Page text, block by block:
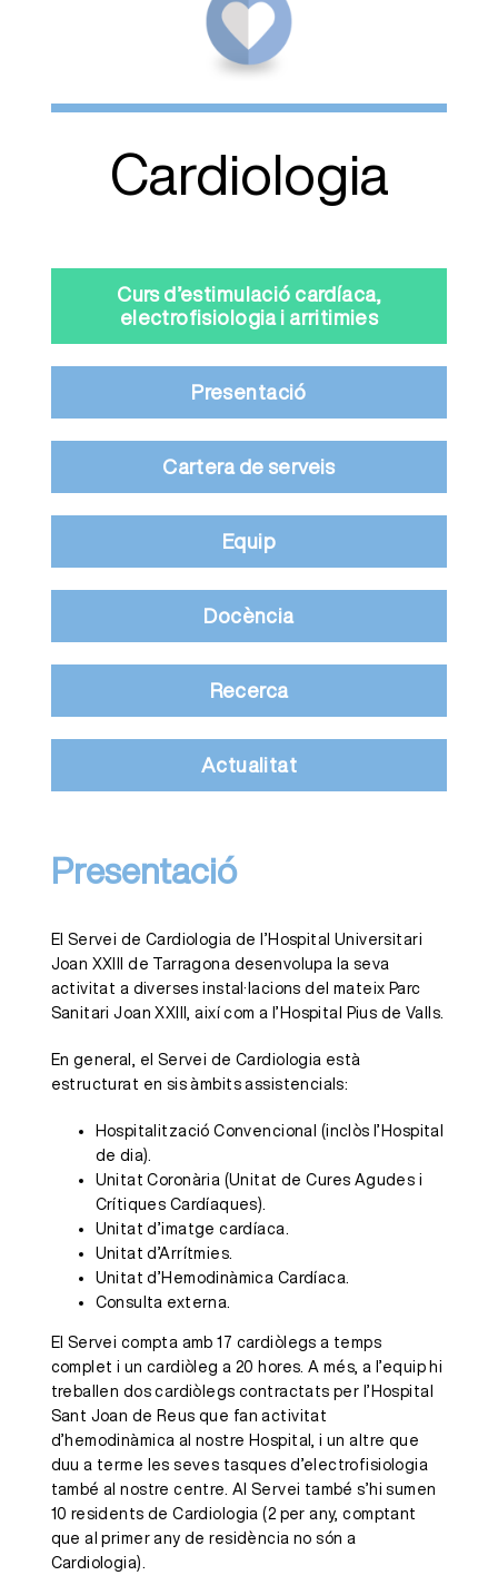
Cardiologia
Curs d’estimulació cardíaca,
electrofisiologia i arritimies
Presentació
Cartera de serveis
Equip
Docència
Recerca
Actualitat
Presentació
El Servei de Cardiologia de l’Hospital Universitari
Joan XXIII de Tarragona desenvolupa la seva
activitat a diverses instal·lacions del mateix Parc
Sanitari Joan XXIII, així com a l’Hospital Pius de Valls.
En general, el Servei de Cardiologia està
estructurat en sis àmbits assistencials:
Hospitalització Convencional (inclòs l’Hospital
de dia).
Unitat Coronària (Unitat de Cures Agudes i
Crítiques Cardíaques).
Unitat d’imatge cardíaca.
Unitat d’Arrítmies.
Unitat d’Hemodinàmica Cardíaca.
Consulta externa.
El Servei compta amb 17 cardiòlegs a temps
complet i un cardiòleg a 20 hores. A més, a l’equip hi
treballen dos cardiòlegs contractats per l’Hospital
Sant Joan de Reus que fan activitat
d’hemodinàmica al nostre Hospital, i un altre que
duu a terme les seves tasques d’electrofisiologia
també al nostre centre. Al Servei també s’hi sumen
10 residents de Cardiologia (2 per any, comptant
que al primer any de residència no són a
Cardiologia).